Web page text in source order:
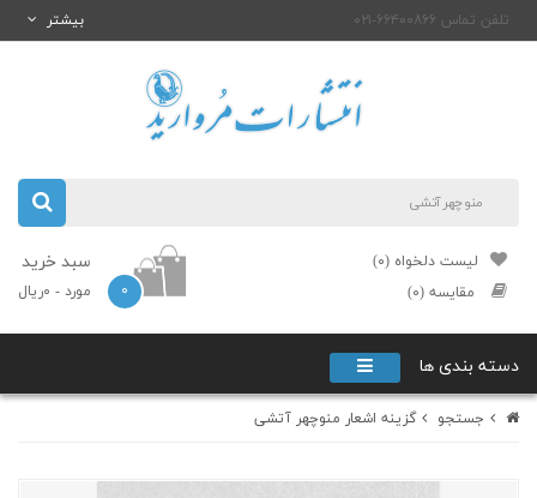
تلفن تماس ۶۶۴۰۰۸۶۶-۰۲۱ بیشتر
لیست دلخواه (۰)
مقایسه (۰)
سبد خرید
۰ مورد - ۰ریال
دسته بندی ها
جستجو گزینه اشعار منوچهر آتشی